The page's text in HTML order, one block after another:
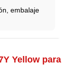
embalaje
Yellow para